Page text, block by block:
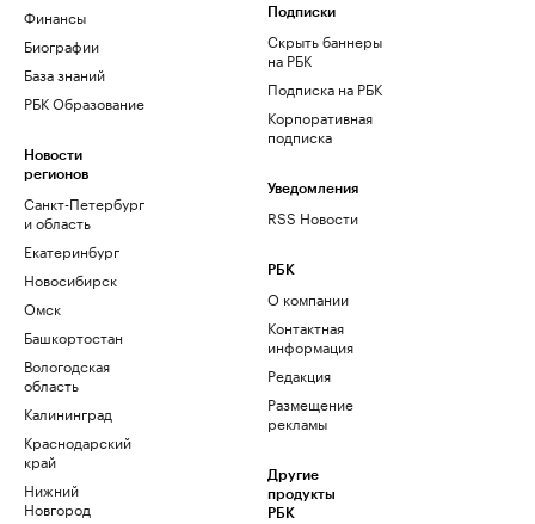
Финансы
Биографии
База знаний
РБК Образование
Новости
регионов
Санкт-Петербург
и область
Екатеринбург
Новосибирск
Омск
Башкортостан
Вологодская
область
Калининград
Краснодарский
край
Нижний
Новгород
Подписки
Скрыть баннеры
на РБК
Подписка на РБК
Корпоративная
подписка
Уведомления
RSS Новости
РБК
О компании
Контактная
информация
Редакция
Размещение
рекламы
Другие
продукты
РБК